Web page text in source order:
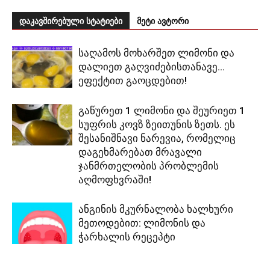
დაკავშირებული სტატიები მეტი ავტორი
საღამოს მოხარშეთ ლიმონი და
დალიეთ გაღვიძებისთანავე…
ეფექტით გაოცდებით!
გაწურეთ 1 ლიმონი და შეურიეთ 1
სუფრის კოვზ ზეითუნის ზეთს. ეს
შესანიშნავი ნარევია, რომელიც
დაგეხმარებათ მრავალი
ჯანმრთელობის პრობლემის
აღმოფხვრაში!
ანგინის მკურნალობა ხალხური
მეთოდებით: ლიმონის და
ჭარხალის რეცეპტი